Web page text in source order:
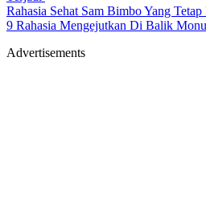
Rahasia Sehat Sam Bimbo Yang
9 Rahasia Mengejutkan Di Balik
Advertisements